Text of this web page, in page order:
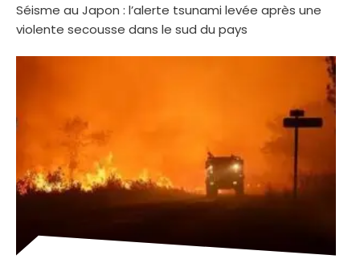
Séisme au Japon : l’alerte tsunami levée après une
violente secousse dans le sud du pays